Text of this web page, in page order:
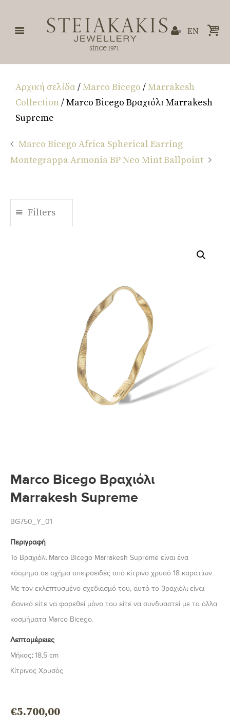
EN
Αρχική σελίδα /Marco Bicego /Marrakesh
Collection/ Marco Bicego Βραχιόλι Marrakesh
Supreme
Marco Bicego Africa Spherical Earring
Montegrappa Armonia BP Neo Mint Ballpoint
Filters
Marco Bicego Βραχιόλι
Marrakesh Supreme
BG750_Y_01
Περιγραφή
Το Βραχιόλι Marco Bicego Marrakesh Supreme είναι ένα
κόσμημα σε σχήμα σπειροειδές από κίτρινο χρυσό 18 καρατίων.
Με τον εκλεπτυσμένο σχεδιασμό του, αυτό το βραχιόλι είναι
ιδανικό είτε να φορεθεί μόνο του είτε να συνδυαστεί με τα άλλα
κοσμήματα Marco Bicego.
Λεπτομέρειες
Μήκος: 18,5 cm
Κίτρινος Χρυσός
€5.700,00